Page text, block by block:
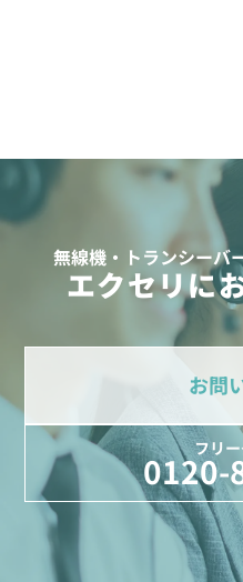
無線機・トランシーバ
エクセリに
お問
フリ
0120-